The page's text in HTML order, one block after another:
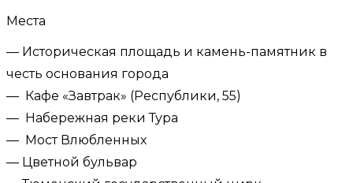
Места
— Историческая площадь и камень-памятник в
честь основания города
— Кафе «Завтрак» (Республики, 55)
— Набережная реки Тура
— Мост Влюбленных
— Цветной бульвар